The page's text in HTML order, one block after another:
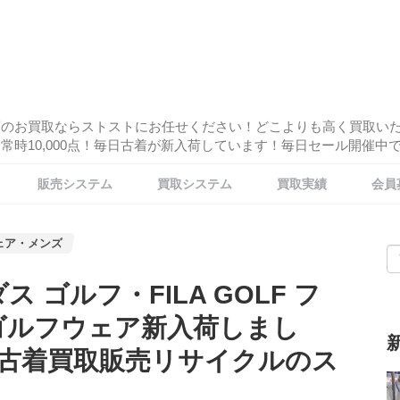
お買取ならストストにお任せください！どこよりも高く買取い
時10,000点！毎日古着が新入荷しています！毎日セール開催中
販売システム 買取システム 買取実績 会員
ア・メンズ
ゴルフ・FILA GOLF フ
フウェア新入荷しまし
買取販売リサイクルのス